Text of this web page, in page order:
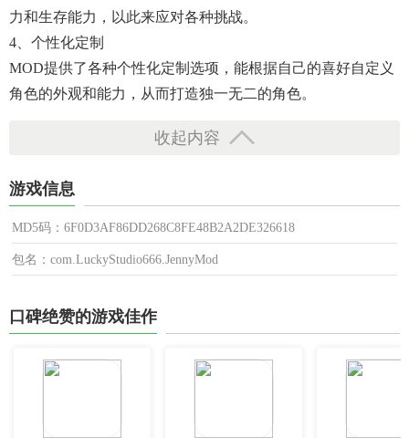
力和生存能力，以此来应对各种挑战。
4、个性化定制
MOD提供了各种个性化定制选项，能根据自己的喜好自定义
角色的外观和能力，从而打造独一无二的角色。
收起内容
游戏信息
MD5码：6F0D3AF86DD268C8FE48B2A2DE326618
包名：com.LuckyStudio666.JennyMod
口碑绝赞的游戏佳作